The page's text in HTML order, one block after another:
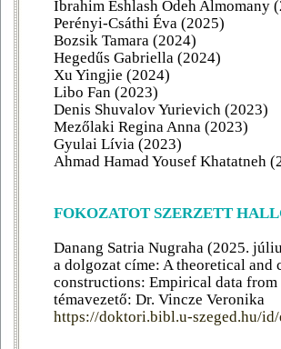
Ibrahim Eshlash Odeh Almomany
Perényi-Csáthi Éva (2025)
Bozsik Tamara (2024)
Hegedűs Gabriella (2024)
Xu Yingjie (2024)
Libo Fan (2023)
Denis Shuvalov Yurievich (2023)
Mezőlaki Regina Anna (2023)
Gyulai Lívia (2023)
Ahmad Hamad Yousef Khatatneh
FOKOZATOT SZERZETT
Danang Satria Nugraha (2025.
a dolgozat címe: A theoretical
constructions: Empirical data from
témavezető: Dr. Vincze Veronika
https://doktori.bibl.u-szeged.hu/